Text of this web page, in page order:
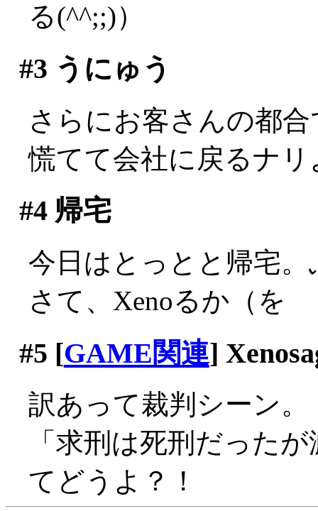
る(^^;;)）
#3 うにゅう
さらにお客さんの都
慌てて会社に戻るナリ
#4帰宅
今日はとっとと帰宅
さて、Xenoるか（を
#5 [GAME関連]
訳あって裁判シーン。
「求刑は死刑だった
てどうよ？！